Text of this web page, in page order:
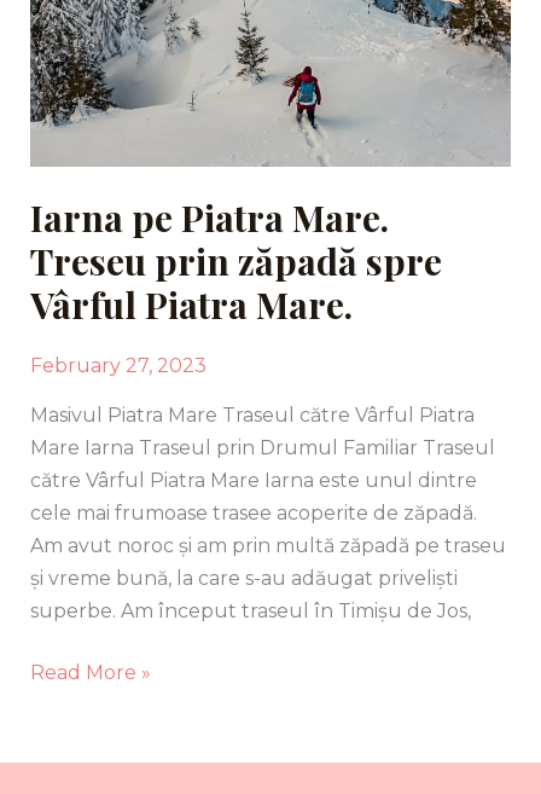
Iarna pe Piatra Mare.
Treseu prin zăpadă spre
Vârful Piatra Mare.
February 27, 2023
Masivul Piatra Mare Traseul către Vârful Piatra
Mare Iarna Traseul prin Drumul Familiar Traseul
către Vârful Piatra Mare Iarna este unul dintre
cele mai frumoase trasee acoperite de zăpadă.
Am avut noroc și am prin multă zăpadă pe traseu
și vreme bună, la care s-au adăugat priveliști
superbe. Am început traseul în Timișu de Jos,
zăpadă
spre
Vârful
Piatra
Read More »